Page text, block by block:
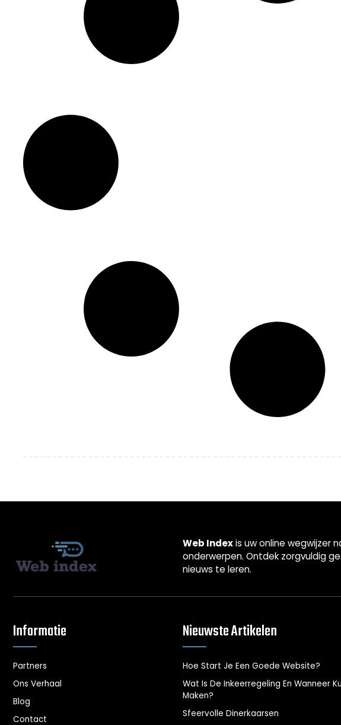
Web Indexis uw online wegwijzer
onderwerpen. Ontdek zorgvuldig
nieuws te leren.
Informatie
Partners
Ons Verhaal
Blog
Contact
Nieuwste Artikelen
Hoe Start Je Een Goede Website?
Wat Is De Inkeerregeling En Wanneer
Maken?
Sfeervolle Dinerkaarsen